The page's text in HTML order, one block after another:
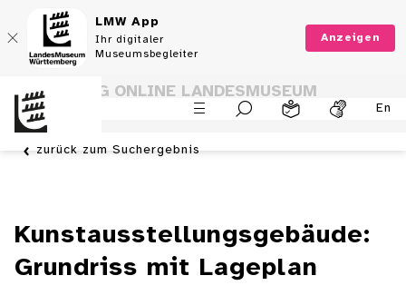
LMW App
Ihr digitaler
Museumsbegleiter
Anzeigen
En
SAMMLUNG ONLINE LANDESMUSEUM
WÜRTTEMBERG
zurück zum Suchergebnis
Kunstausstellungsgebäude:
Grundriss mit Lageplan